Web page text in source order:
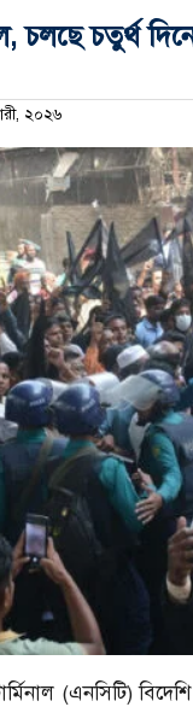
চলছে চতুর্থ
২০২৬
(এনসিটি)